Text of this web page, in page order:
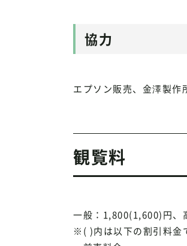
協力
エプソン販売、金澤製作
観覧料
一般：1,800(1,600)円、
※( )内は以下の割引料金